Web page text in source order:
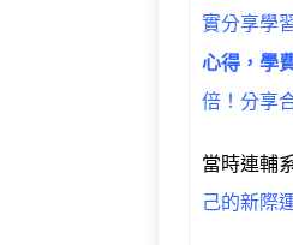
實分享學
心得，學
倍！分享
當時連輔
己的新際